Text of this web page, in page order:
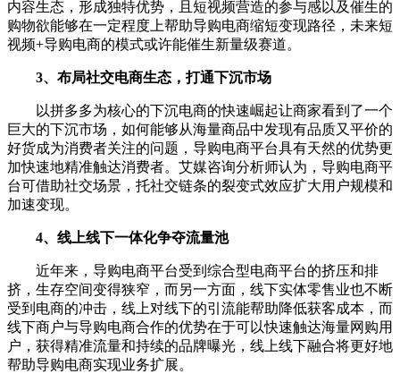
内容生态，形成独特优势，且短视频营造的参与感以及催生的
购物欲能够在一定程度上帮助导购电商缩短变现路径，未来短
视频+导购电商的模式或许能催生新量级赛道。
3、布局社交电商生态，打通下沉市场
以拼多多为核心的下沉电商的快速崛起让商家看到了一个
巨大的下沉市场，如何能够从海量商品中发现有品质又平价的
好货成为消费者关注的问题，导购电商平台具有天然的优势更
加快速地精准触达消费者。艾媒咨询分析师认为，导购电商平
台可借助社交场景，托社交链条的裂变式效应扩大用户规模和
加速变现。
4、线上线下一体化争夺流量池
近年来，导购电商平台受到综合型电商平台的挤压和排
挤，生存空间变得狭窄，而另一方面，线下实体零售业也不断
受到电商的冲击，线上对线下的引流能帮助降低获客成本，而
线下商户与导购电商合作的优势在于可以快速触达海量网购用
户，获得精准流量和持续的品牌曝光，线上线下融合将更好地
帮助导购电商实现业务扩展。